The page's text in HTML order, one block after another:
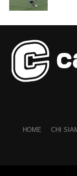
HOME CHI